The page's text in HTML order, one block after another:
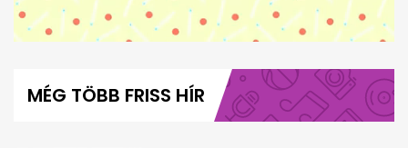
minutes,
38MÉG TÖBB FRISS HÍR